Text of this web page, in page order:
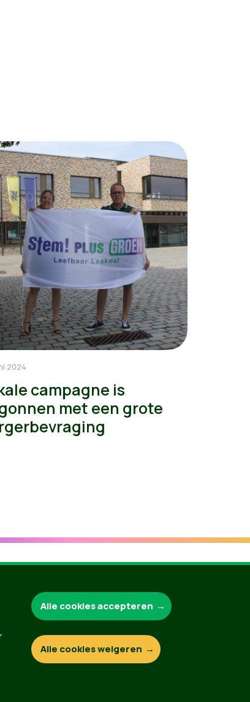
2024
campagne is
met een grote
Groen.be
Alle cookies accepteren
Alle cookies weigeren